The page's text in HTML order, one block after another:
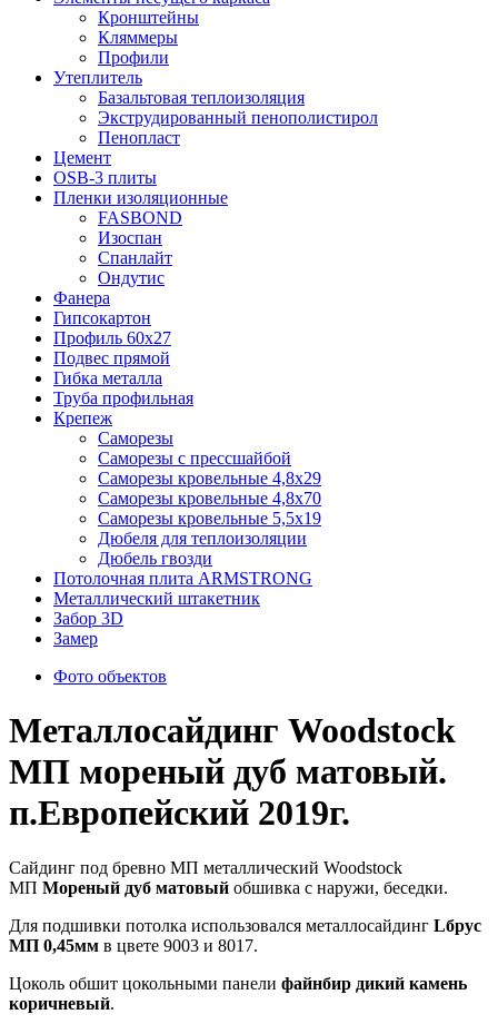
Кронштейны
Кляммеры
Профили
Утеплитель
Базальтовая теплоизоляция
Экструдированный пенополистирол
Пенопласт
Цемент
OSB-3 плиты
Пленки изоляционные
FASBOND
Изоспан
Спанлайт
Ондутис
Фанера
Гипсокартон
Профиль 60х27
Подвес прямой
Гибка металла
Труба профильная
Крепеж
Саморезы
Саморезы с прессшайбой
Саморезы кровельные 4,8х29
Саморезы кровельные 4,8х70
Саморезы кровельные 5,5х19
Дюбеля для теплоизоляции
Дюбель гвозди
Потолочная плита ARMSTRONG
Металлический штакетник
Забор 3D
Замер
Фото объектов
Металлосайдинг Woodstock
МП мореный дуб матовый.
п.Европейский 2019г.
Сайдинг под бревно МП металлический Woodstock
МП Мореный дуб матовый обшивка с наружи, беседки.
Для подшивки потолка использовался металлосайдинг Lбрус
МП 0,45мм в цвете 9003 и 8017.
Цоколь обшит цокольными панели файнбир дикий камень
коричневый.